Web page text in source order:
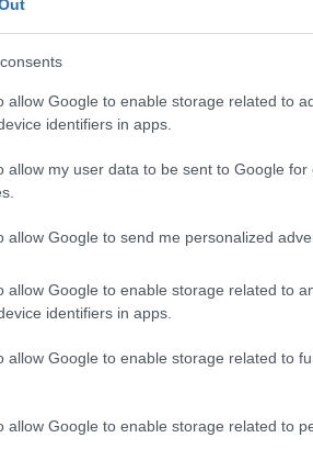
allow Google to enable storage related to
identifiers in apps.
allow my user data to be sent to Google for
allow Google to send me personalized
allow Google to enable storage related to
identifiers in apps.
allow Google to enable storage related to
allow Google to enable storage related to
più sicura la mobilità nelle aree
di nuove tecnologie per il
con l’obiettivo di ottimizzare le
La collaborazione con enti
l’efficacia delle misure
per il futuro della mobilità.
Agroalimentari
di uncorso di laurea triennale
le sfide attuali del settore